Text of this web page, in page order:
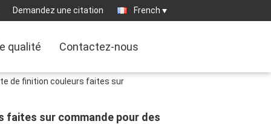
Demandez une citation French
qualité Contactez-nous
de finition couleurs faites sur
sur commande pour des